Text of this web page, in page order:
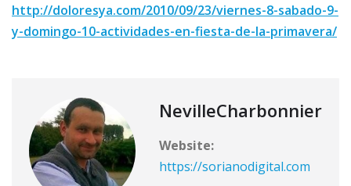
http://doloresya.com/2010/09/23/viernes-8-sabado-9-
y-domingo-10-actividades-en-fiesta-de-la-primavera/
NevilleCharbonnier
Website:
https://sorianodigital.com